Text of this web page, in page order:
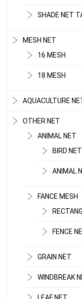
SHADE NET
MESH NET
16 MESH
18 MESH
AQUACULTURE
OTHER NET
ANIMAL NET
BIRD NET
ANIMAL
FANCE MESH
FENCE
GRAIN NET
WINDBREAK